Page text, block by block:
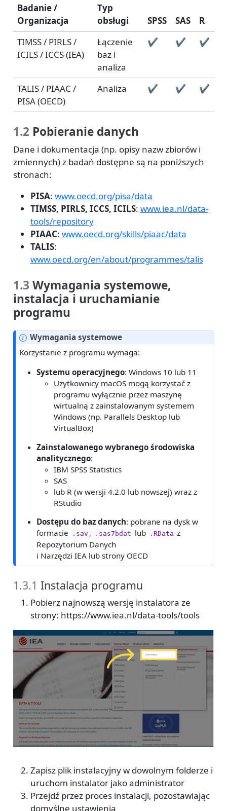
Badanie /
Organizacja
Typ
obsługi
SPSS SAS
R
TIMSS / PIRLS /
ICILS / ICCS (IEA)
Łączenie
baz i
analiza
✔ ✔ ✔
TALIS / PIAAC /
PISA (OECD)
Analiza ✔ ✔ ✔
1.2Pobieranie danych
Dane i dokumentacja (np. opisy nazw zbiorów i
zmiennych) z badań dostępne są na poniższych
stronach:
PISA: www.oecd.org/pisa/data
TIMSS, PIRLS, ICCS, ICILS: www.iea.nl/data-
tools/repository
PIAAC: www.oecd.org/skills/piaac/data
TALIS:
www.oecd.org/en/about/programmes/talis
1.3 Wymagania systemowe,
instalacja i uruchamianie
programu
Wymagania systemowe
Korzystanie z programu wymaga:
Systemu operacyjnego: Windows 10 lub 11
Użytkownicy macOS mogą korzystać z
programu wyłącznie przez maszynę
wirtualną z zainstalowanym systemem
Windows (np. Parallels Desktop lub
VirtualBox)
Zainstalowanego wybranego środowiska
analitycznego:
IBM SPSS Statistics
SAS
lub R (w wersji 4.2.0 lub nowszej) wraz z
RStudio
Dostępu do baz danych: pobrane na dysk w
formacie
.sav , .sas7bdat lub .RData z
Repozytorium Danych
i Narzędzi IEA lub strony OECD
1.3.1 Instalacja programu
Pobierz najnowszą wersję instalatora ze
strony: https://www.iea.nl/data-tools/tools
Zapisz plik instalacyjny w dowolnym folderze i
uruchom instalator jako administrator
Przejdź przez proces instalacji, pozostawiając
domyślne ustawienia